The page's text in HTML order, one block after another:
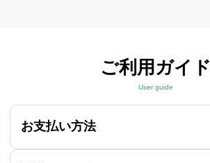
ご利用ガイド
User guide
お支払い方法